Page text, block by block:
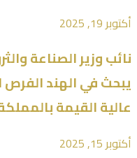
أكتوبر 19, 2025
نائب وزير الصناعة
يبحث في الهند
عالية القيمة
أكتوبر 15, 2025